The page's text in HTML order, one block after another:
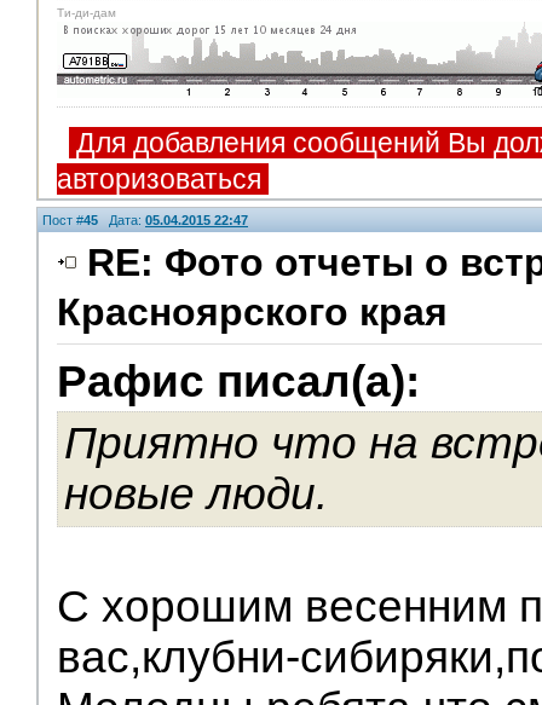
Ти-ди-дам
Для добавления сообщений Вы
авторизоваться
Пост #45 Дата: 05.04.2015 22:47
RE: Фото отчеты о
Красноярского края
Рафис писал(а):
Приятно что на
новые люди.
С хорошим весенним
вас,клубни-